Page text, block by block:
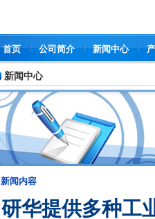
首页 公司简介 新闻中心
新闻中心
新闻内容
研华提供多种工